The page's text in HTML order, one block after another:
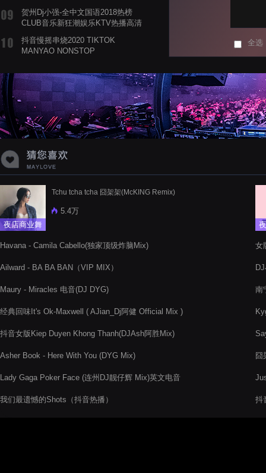
贺州Dj小强-全中文国语2018热榜
CLUB音乐新狂潮娱乐KTV热播高清
抖音慢摇串烧2020 TIKTOK
MANYAO NONSTOP
蝉爸爸妈妈爱存在夏天的风是想你的
声音啊
全选
夜店商业舞
Tchu tcha tcha 囧架架(McKING Remix)
5.4万
Havana - Camila Cabello(独家顶级炸脑Mix)
Ailward - BA BA BAN（VIP MIX）
Maury - Miracles 电音(DJ DYG)
经典回味It's Ok-Maxwell ( AJian_Dj阿健 Official Mix )
抖音女版Kiep Duyen Khong Thanh(DJAsh阿胜Mix)
Asher Book - Here With You (DYG Mix)
Lady Gaga Poker Face (连州DJ靓仔辉 Mix)英文电音
我们最遗憾的Shots（抖音热播）
女
南
囧
抖